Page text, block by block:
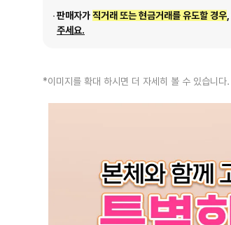
판매자가직거래 또는 현금거래를 유도할 경우
주세요.
*이미지를 확대 하시면 더 자세히 볼 수 있습니다.